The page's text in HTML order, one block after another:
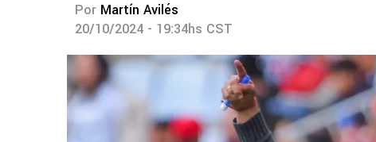
Por Martín Avilés
20/10/2024 - 19:34hs CST